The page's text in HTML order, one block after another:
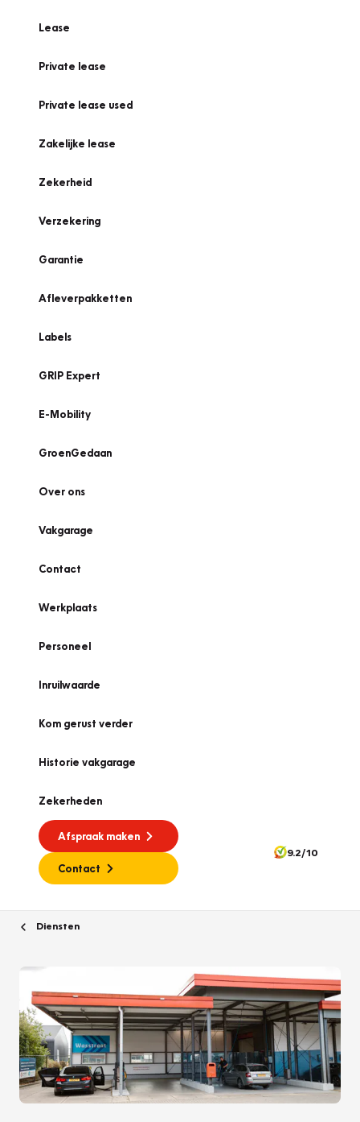
Lease
Private lease
Private lease used
Zakelijke lease
Zekerheid
Verzekering
Garantie
Afleverpakketten
Labels
GRIP Expert
E-Mobility
GroenGedaan
Over ons
Vakgarage
Contact
Werkplaats
Personeel
Inruilwaarde
Kom gerust verder
Historie vakgarage
Zekerheden
Afspraak maken
Contact
9.2/10
Diensten